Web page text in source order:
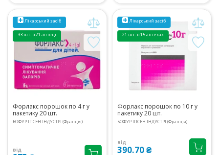
Лікарський засіб
33 шт. в 21 аптеці
Форлакс порошок по 4 г у
пакетику 20 шт.
БОФУР ІПСЕН ІНДУСТРІ (Франція)
від
Лікарський засіб
21 шт. в 15 аптеках
Форлакс порошок по 10 г у
пакетику 20 шт.
БОФУР ІПСЕН ІНДУСТРІ (Франція)
від
390.70 ₴